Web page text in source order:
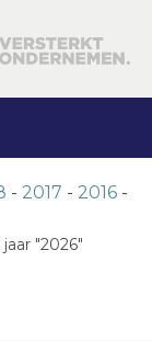
- 2017 - 2016 -
"2026"